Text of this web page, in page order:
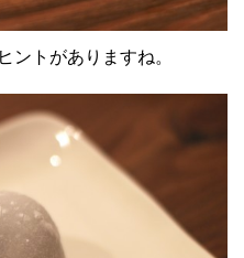
ントがありますね。